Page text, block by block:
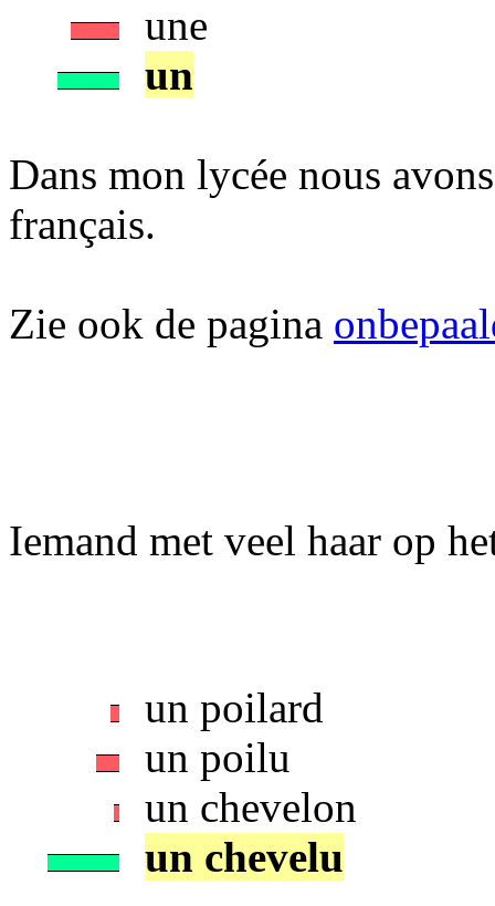
une
un
Dans mon lycée nous
français.
Zie ook de pagina
Iemand met veel haar op
un poilard
un poilu
un chevelon
un chevelu